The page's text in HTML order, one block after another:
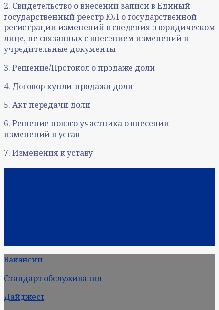
2. Свидетельство о внесении записи в Единый
государственный реестр ЮЛ о государственной
регистрации изменений в сведения о юридическом
лице, не связанных с внесением изменений в
учредительные документы
3. Решение/Протокол о продаже доли
4. Договор купли-продажи доли
5. Акт передачи доли
6. Решение нового участника о внесении
изменений в устав
7. Изменения к уставу
Вакансии
Стандарт обслуживания
Дайджест